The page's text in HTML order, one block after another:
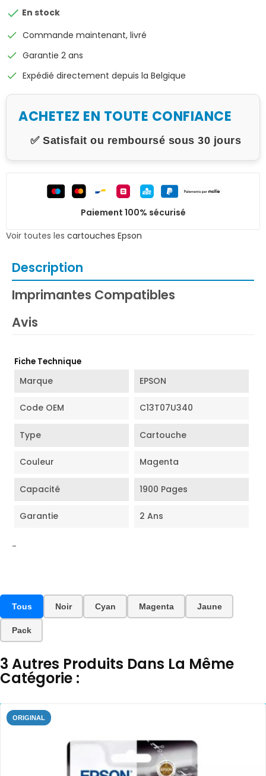
 En stock
check Commande maintenant, livré
check Garantie 2 ans
check Expédié directement depuis la Belgique
ACHETEZ EN TOUTE CONFIANCE
✅ Satisfait ou remboursé sous 30 jours
Paiement 100% sécurisé
Voir toutes les cartouches Epson
Description
Imprimantes Compatibles
Avis
Fiche Technique
Marque EPSON
Code OEM C13T07U340
Type Cartouche
Couleur Magenta
Capacité 1900 Pages
Garantie 2 Ans
-
Tous Noir Cyan Magenta Jaune
Pack
3 Autres Produits Dans La Même
Catégorie :
ORIGINAL